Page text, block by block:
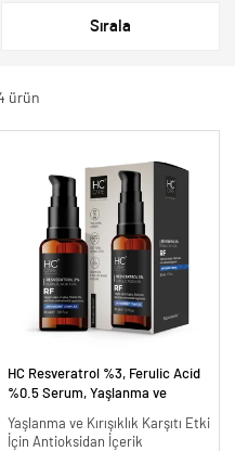
Sırala
ürün
HC Resveratrol %3, Ferulic Acid
%0.5 Serum, Yaşlanma ve
Yaşlanma ve Kırışıklık Karşıtı Etki
İçin Antioksidan İçerik